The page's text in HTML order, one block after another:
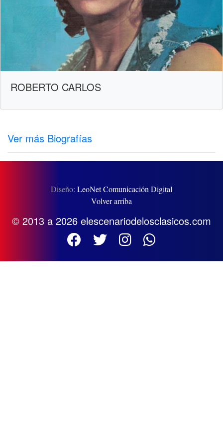
ROBERTO CARLOS
Ver más Biografías
Diseño: LeoNet Comunicación Digital
Volver arriba
© 2013 a 2026 elescenariodelosclasicos.com